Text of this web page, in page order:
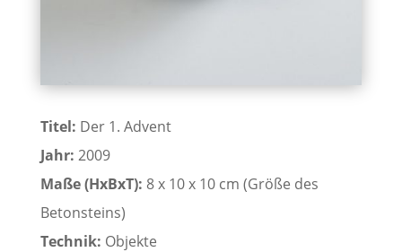
Titel: Der 1. Advent
Jahr: 2009
Maße (HxBxT): 8 x 10 x 10 cm (Größe des
Betonsteins)
Technik: Objekte